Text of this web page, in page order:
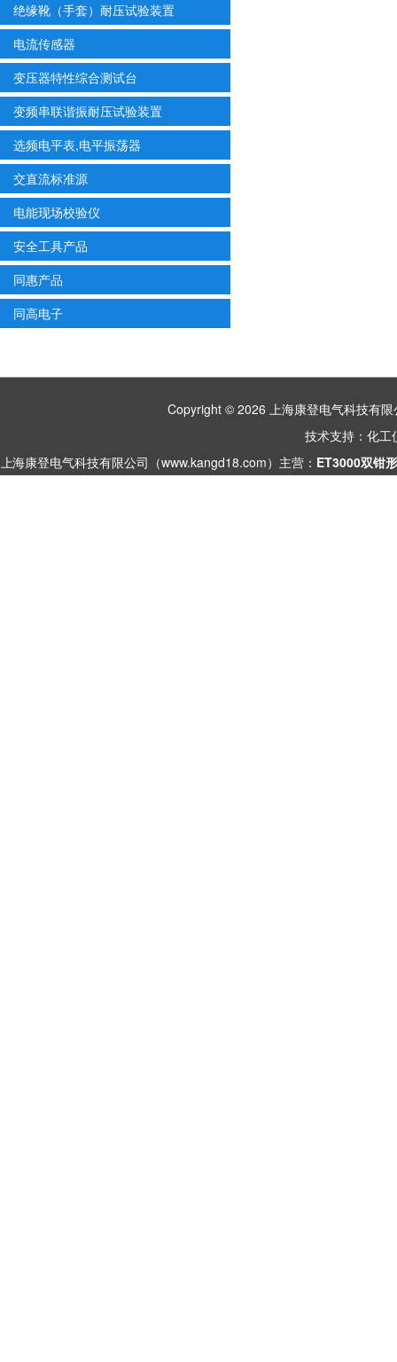
绝缘靴（手套）耐压试验装置
电流传感器
变压器特性综合测试台
变频串联谐振耐压试验装置
选频电平表,电平振荡器
交直流标准源
电能现场校验仪
安全工具产品
同惠产品
同高电子
Copyright © 2026 上海康登电气科技有
技术支持： 化工
上海康登电气科技有限公司（www.kangd18.com）主营： ET3000双钳